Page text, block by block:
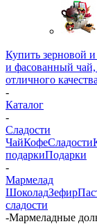
Купить зерновой
и фасованный чай,
отличного
-
Каталог
-
Сладости
ЧайКофеСладости
подаркиПодарки
-
Мармелад
ШоколадЗефир
сладости
-Мармеладные